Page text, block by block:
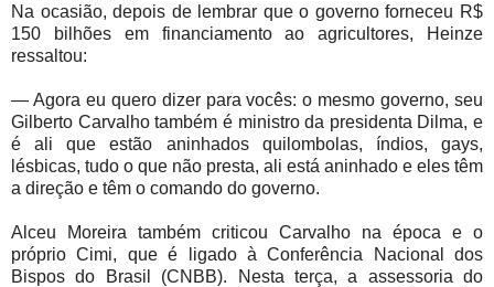
Na ocasião, depois de lembrar que o governo forneceu R$
150 bilhões em financiamento ao agricultores, Heinze
ressaltou:
— Agora eu quero dizer para vocês: o mesmo governo, seu
Gilberto Carvalho também é ministro da presidenta Dilma, e
é ali que estão aninhados quilombolas, índios, gays,
lésbicas, tudo o que não presta, ali está aninhado e eles têm
a direção e têm o comando do governo.
Alceu Moreira também criticou Carvalho na época e o
próprio Cimi, que é ligado à Conferência Nacional dos
Bispos do Brasil (CNBB). Nesta terça, a assessoria do